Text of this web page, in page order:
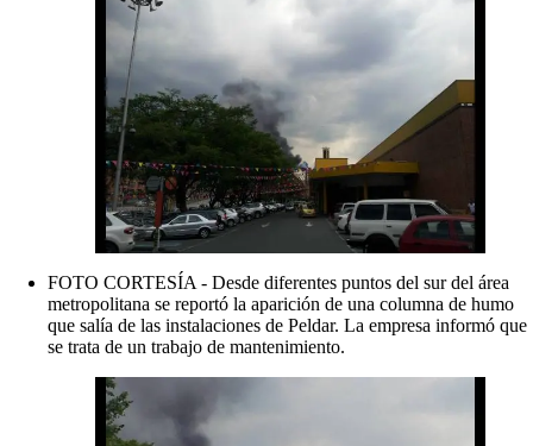
FOTO CORTESÍA - Desde diferentes puntos del sur del área
metropolitana se reportó la aparición de una columna de humo
que salía de las instalaciones de Peldar. La empresa informó que
se trata de un trabajo de mantenimiento.